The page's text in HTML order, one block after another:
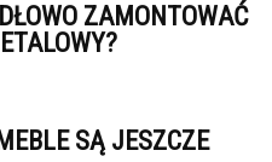
ZAMONTOWAĆ
SĄ JESZCZE